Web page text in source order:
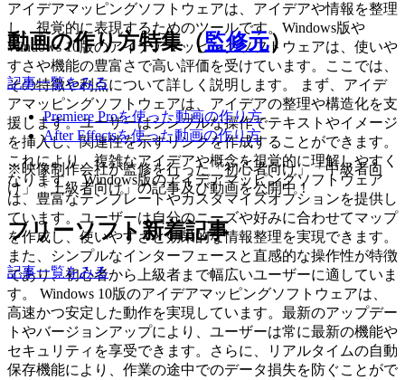
アイデアマッピングソフトウェアは、アイデアや情報を整理
し、視覚的に表現するためのツールです。Windows版や
Windows 10版のアイデアマッピングソフトウェアは、使いや
すさや機能の豊富さで高い評価を受けています。ここでは、
その特徴や利点について詳しく説明します。 まず、アイデ
アマッピングソフトウェアは、アイデアの整理や構造化を支
援します。ユーザーはシンプルな操作でテキストやイメージ
を挿入し、関連性を示すリンクを作成することができます。
これにより、複雑なアイデアや概念を視覚的に理解しやすく
なります。 Windows版のアイデアマッピングソフトウェア
は、豊富なテンプレートやカスタマイズオプションを提供し
ています。ユーザーは自分のニーズや好みに合わせてマップ
を作成し、使いやすさと効果的な情報整理を実現できます。
また、シンプルなインターフェースと直感的な操作性が特徴
であり、初心者から上級者まで幅広いユーザーに適していま
す。 Windows 10版のアイデアマッピングソフトウェアは、
高速かつ安定した動作を実現しています。最新のアップデー
トやバージョンアップにより、ユーザーは常に最新の機能や
セキュリティを享受できます。さらに、リアルタイムの自動
保存機能により、作業の途中でのデータ損失を防ぐことがで
動画の作り方特集（監修元）
記事一覧をみる
Premiere Proを使った動画の作り方
After Effectsを使った動画の作り方
※映像制作会社が監修を行った「初心者向け」「中級者向
け」「上級者向け」の記事及び動画を公開中！
フリーソフト新着記事
記事一覧をみる